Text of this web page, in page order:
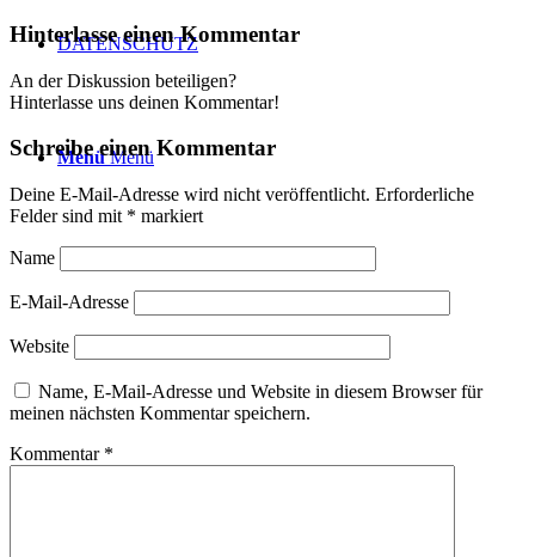
DATENSCHUTZ
Menü Menü
Hinterlasse einen Kommentar
An der Diskussion beteiligen?
Hinterlasse uns deinen Kommentar!
Schreibe einen Kommentar
Deine E-Mail-Adresse wird nicht veröffentlicht. Erforderliche
Felder sind mit * markiert
Name
E-Mail-Adresse
Website
Name, E-Mail-Adresse und Website in diesem Browser für
meinen nächsten Kommentar speichern.
Kommentar *